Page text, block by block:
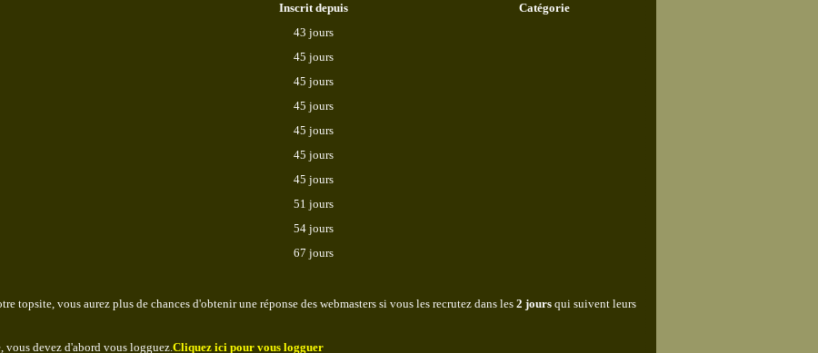
Inscrit depuis
Catégorie
43 jours
45 jours
45 jours
45 jours
45 jours
45 jours
45 jours
51 jours
54 jours
67 jours
topsite, vous aurez plus de chances d'obtenir une réponse des webmasters si vous les recrutez dans les 2 joursqui suivent leurs
vous devez d'abord vous logguez. Cliquez ici pour vous logguer